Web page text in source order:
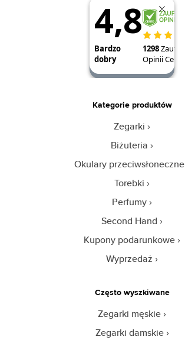
Kategorie produktów
Zegarki
Biżuteria
Okulary przeciwsłoneczne
Torebki
Perfumy
Second Hand
Kupony podarunkowe
Wyprzedaż
Często wyszkiwane
Zegarki męskie
Zegarki damskie